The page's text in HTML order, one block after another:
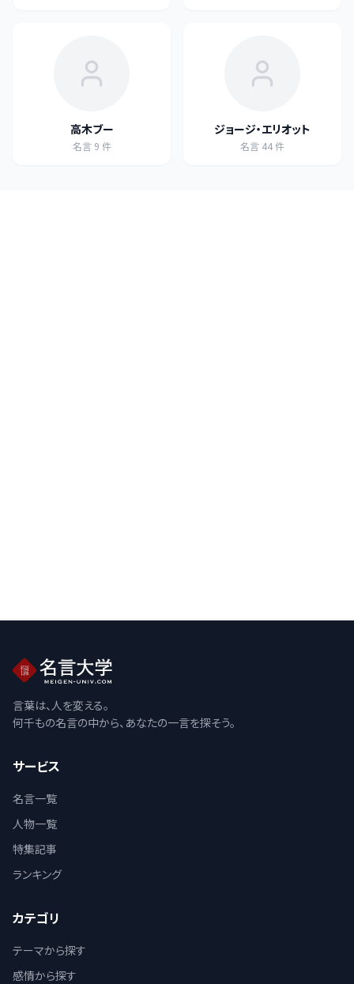
高木ブー
名言 9 件
ジョージ・エリオット
名言 44件
言葉は、人を変える。
何千もの名言の中から、あなたの一言を探そう。
サービス
名言一覧
人物一覧
特集記事
ランキング
カテゴリ
テーマから探す
感情から探す